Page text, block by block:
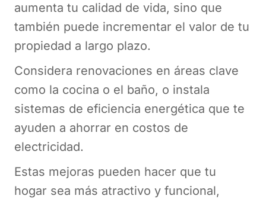
aumenta tu calidad de vida, sino que
también puede incrementar el valor de tu
propiedad a largo plazo.
Considera renovaciones en áreas clave
como la cocina o el baño, o instala
sistemas de eficiencia energética que te
ayuden a ahorrar en costos de
electricidad.
Estas mejoras pueden hacer que tu
hogar sea más atractivo y funcional,